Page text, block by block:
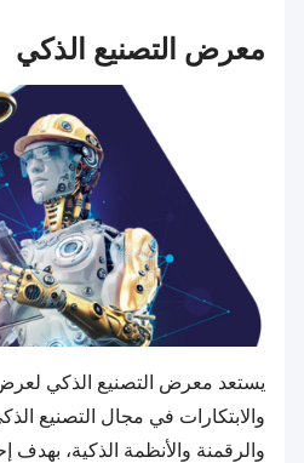
معرض التصنيع الذكي
يستعد معرض التصنيع الذكي
والابتكارات في مجال التصنيع
والرقمنة والأنظمة الذكية، بهدف